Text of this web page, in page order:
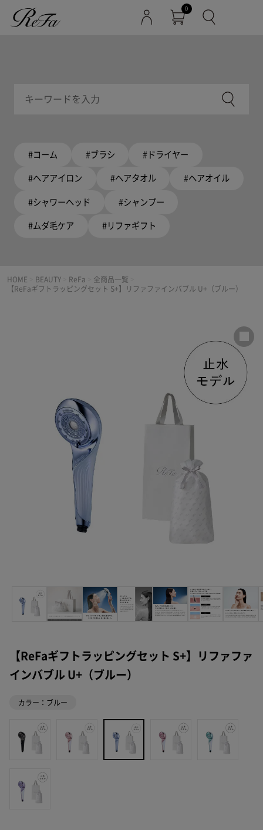
0
#コーム #ブラシ #ドライヤー
#ヘアアイロン #ヘアタオル #ヘアオイル
#シャワーヘッド #シャンプー
#ムダ毛ケア #リファギフト
HOME BEAUTY ReFa 全商品一覧
【ReFaギフトラッピングセット S+】リファファインバブル U+（ブルー）
【ReFaギフトラッピングセット S+】リファファ
インバブル U+（ブルー）
カラー：ブルー